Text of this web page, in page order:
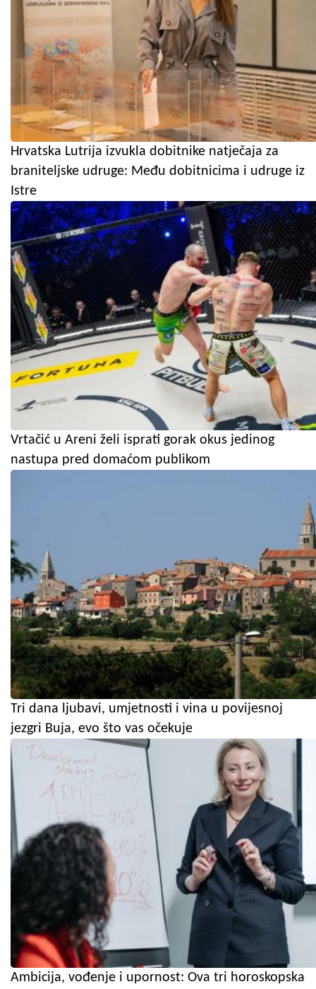
Hrvatska Lutrija izvukla dobitnike natječaja za
braniteljske udruge: Među dobitnicima i udruge iz
Istre
Vrtačić u Areni želi isprati gorak okus jedinog
nastupa pred domaćom publikom
Tri dana ljubavi, umjetnosti i vina u povijesnoj
jezgri Buja, evo što vas očekuje
Ambicija, vođenje i upornost: Ova tri horoskopska